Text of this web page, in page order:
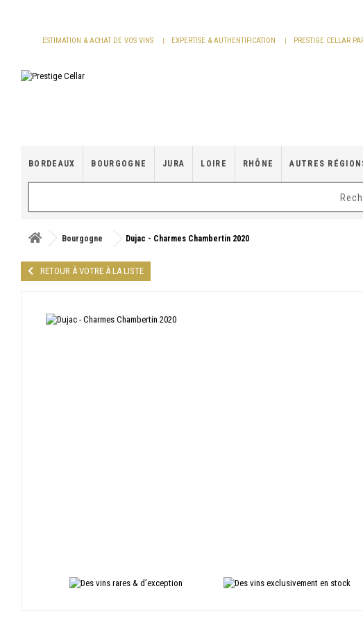
ESTIMATION & ACHAT DE VOS VINS EXPERTISE & AUTHENTIFICATION PRESTIGE CELLAR
BORDEAUX BOURGOGNE JURA LOIRE RHÔNE AUTRES
Bourgogne Dujac - Charmes Chambertin 2020
RETOUR À VOTRE À LA LISTE